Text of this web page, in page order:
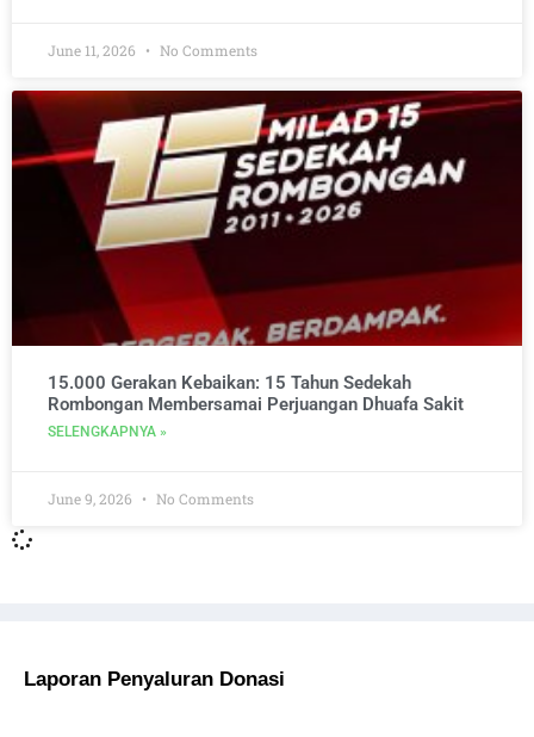
June 11, 2026 No Comments
15.000 Gerakan Kebaikan: 15 Tahun Sedekah
Rombongan Membersamai Perjuangan Dhuafa Sakit
SELENGKAPNYA »
June 9, 2026 No Comments
Laporan Penyaluran Donasi